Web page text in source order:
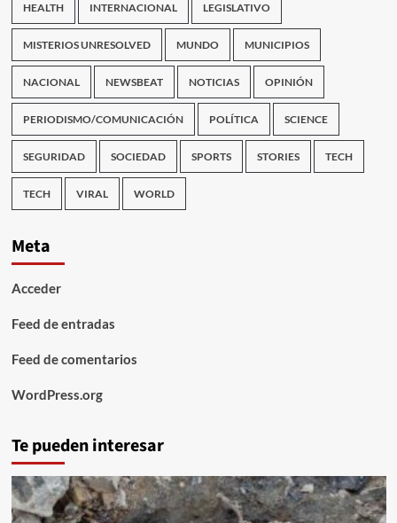
HEALTH INTERNACIONAL LEGISLATIVO
MISTERIOS UNRESOLVED MUNDO MUNICIPIOS
NACIONAL NEWSBEAT NOTICIAS OPINIÓN
PERIODISMO/COMUNICACIÓN POLÍTICA SCIENCE
SEGURIDAD SOCIEDAD SPORTS STORIES TECH
TECH VIRAL WORLD
Meta
Acceder
Feed de entradas
Feed de comentarios
WordPress.org
Te pueden interesar